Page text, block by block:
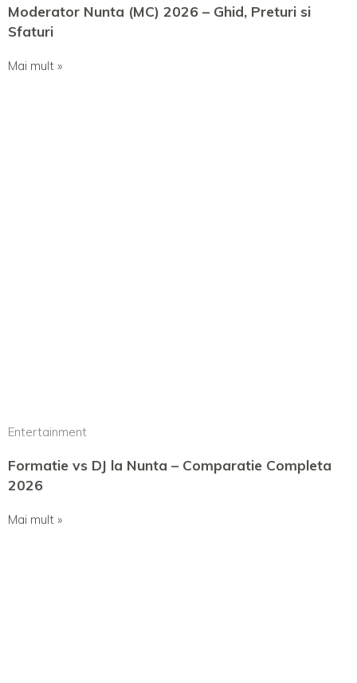
Moderator Nunta (MC) 2026 – Ghid, Preturi si
Sfaturi
Mai mult »
Entertainment
Formatie vs DJ la Nunta – Comparatie Completa
2026
Mai mult »